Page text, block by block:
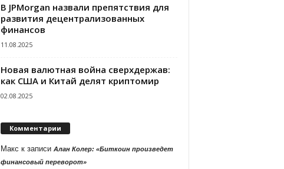
В JPMorgan назвали препятствия для
развития децентрализованных
финансов
11.08.2025
Новая валютная война сверхдержав:
как США и Китай делят криптомир
02.08.2025
Комментарии
Макс к записи Алан Колер: «Биткоин произведет
финансовый переворот»